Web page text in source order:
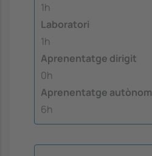
1h
Laboratori
1h
Aprenentatge dirigit
0h
Aprenentatge autònom
6h